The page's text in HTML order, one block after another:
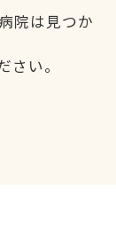
院は見つか
い。